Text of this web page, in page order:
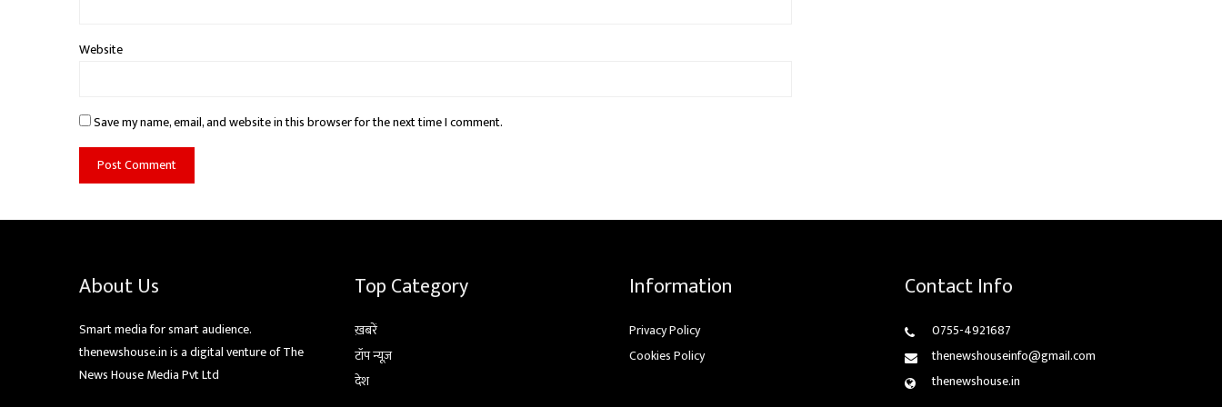
Website
Save my name, email, and website in this browser for the next time I comment.
About Us
Smart media for smart audience.
thenewshouse.in is a digital venture of The
News House Media Pvt Ltd
Top Category
ख़बरें
टॉप न्यूज़
देश
Information
Privacy Policy
Cookies Policy
Contact Info
0755-4921687
thenewshouseinfo@gmail.com
thenewshouse.in